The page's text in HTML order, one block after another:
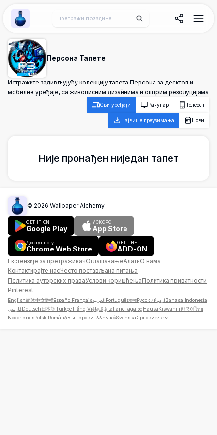
Wallpaper Alchemy
Персона Тапете
Истражите задивљујућу колекцију тапета Персона за десктоп и
мобилне уређаје, са живописним дизайнима и оштрим резолуцијама
Сви уређаји Рачунар Телефон
Највише преузимања Нови
Није пронађен ниједан тапет
© 2026 Wallpaper Alchemy
GET IT ON
Google Play
УСКОРО
App Store
Доступно у
Chrome Web Store
GET THE
ADD-ON
Екстензије за претраживачОглашавањеАлатиО нама
Контактирајте насЧесто постављана питања
Политика ауторских праваУслови коришћењаПолитика приватности
Pinterest
English简体中文हिन्दीEspañolFrançaisالعربيةPortuguêsবাংলাРусскийاردوBahasa Indonesia
فارسیDeutsch日本語TürkçeTiếng Việtதமிழ்ItalianoTagalogHausaKiswahili한국어ไทย
NederlandsPolskiRomânăБългарскиΕλληνικάSvenskaСрпскиעברית